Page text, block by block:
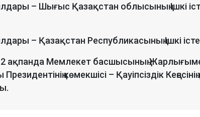
– Шығыс Қазақстан облысының Ішкі
– Қазақстан Республикасының Ішкі
ақпанда Мемлекет басшысының
көмекшісі – Қауіпсіздік